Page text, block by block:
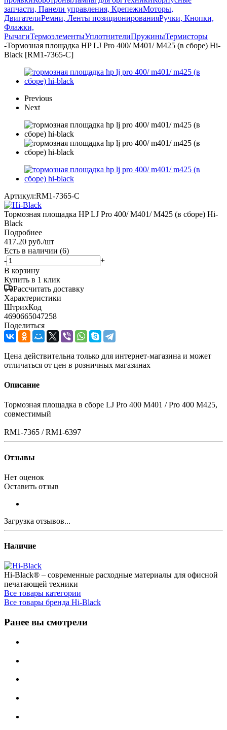
запчасти, Панели управления, КрепежиМоторы,
ДвигателиРемни, Ленты позиционированияРучки, Кнопки,
Флажки,
РычагиТермоэлементыУплотнителиПружиныТермисторы
-Тормозная площадка HP LJ Pro 400/ M401/ M425 (в сборе) Hi-
Black [RM1-7365-C]
Previous
Next
Артикул:RM1-7365-C
Тормозная площадка HP LJ Pro 400/ M401/ M425 (в сборе) Hi-
Black
Подробнее
417.20 руб./шт
Есть в наличии (6)
-
+
В корзину
Купить в 1 клик
Рассчитать доставку
Характеристики
ШтрихКод
4690665047258
Поделиться
Цена действительна только для интернет-магазина и может
отличаться от цен в розничных магазинах
Описание
Тормозная площадка в сборе LJ Pro 400 M401 / Pro 400 M425,
совместимый
RM1-7365 / RM1-6397
Отзывы
Нет оценок
Оставить отзыв
Загрузка отзывов...
Наличие
Hi-Black® – современные расходные материалы для офисной
печатающей техники
Все товары категории
Все товары бренда Hi-Black
Ранее вы смотрели